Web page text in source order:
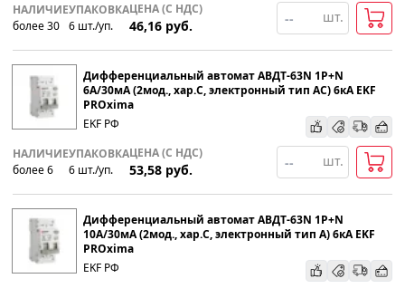
Популярности
Возрастанию цены
Убыванию цены
НАЛИЧИЕ
более 30
УПАКОВКА
6 шт./уп.
ЦЕНА (С НДС)
46,16 руб.
шт.
Дифференциальный автомат АВДТ-63N 1P+N
6А/30мА (2мод., хар.C, электронный тип АС) 6кА EKF
PROxima
EKF РФ
НАЛИЧИЕ
более 6
УПАКОВКА
6 шт./уп.
ЦЕНА (С НДС)
53,58 руб.
шт.
Дифференциальный автомат АВДТ-63N 1P+N
10А/30мА (2мод., хар.C, электронный тип А) 6кА EKF
PROxima
EKF РФ